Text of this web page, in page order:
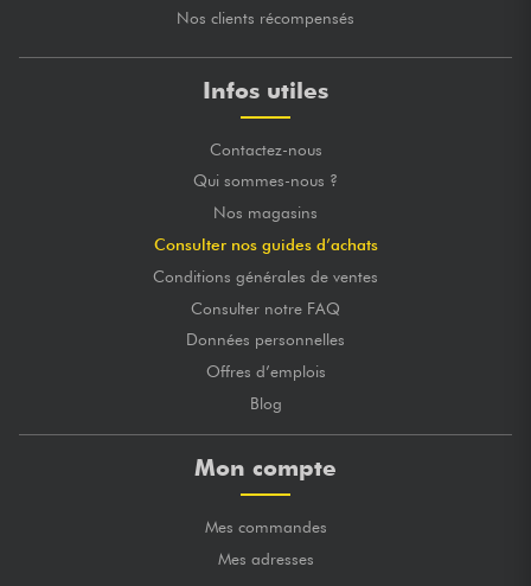
Nos clients récompensés
Infos utiles
Contactez-nous
Qui sommes-nous ?
Nos magasins
Consulter nos guides d’achats
Conditions générales de ventes
Consulter notre FAQ
Données personnelles
Offres d’emplois
Blog
Mon compte
Mes commandes
Mes adresses